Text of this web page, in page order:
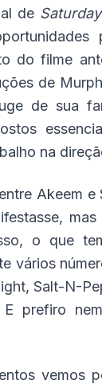
de
do filme
de
de sua
na
Akeem e
o que
vários
Salt-N-
E prefiro
vemos